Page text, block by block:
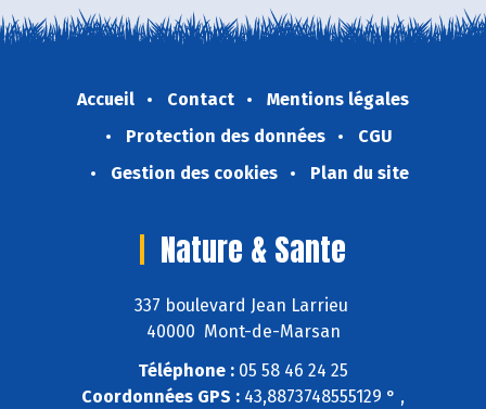
Accueil Contact
Mentions légales
Protection des données
CGU
Gestion des cookies
Plan du site
Nature & Sante
337 boulevard Jean Larrieu
40000 Mont-de-Marsan
Téléphone : 05 58 46 24 25
Coordonnées GPS : 43,8873748555129 ° ,